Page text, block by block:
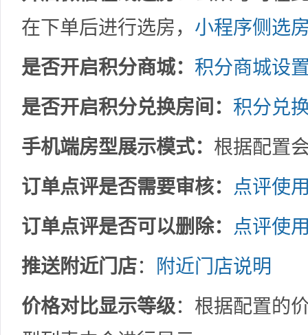
在下单后进行选房， 小程序侧选
是否开启积分商城： 积分商城设
是否开启积分兑换房间： 积分兑
手机端房型展示模式： 根据配置
订单点评是否需要审核： 点评使
订单点评是否可以删除： 点评使
推送附近门店：
附近门店说明
价格对比显示等级：根据配置的